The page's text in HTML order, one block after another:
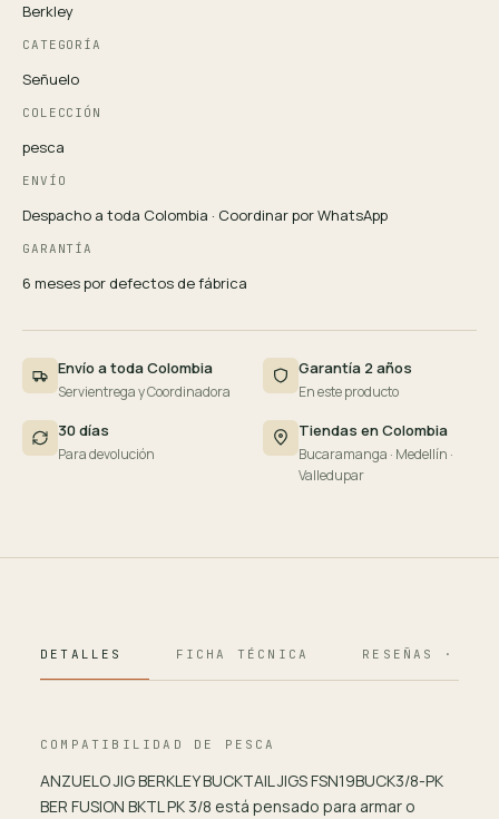
Berkley
CATEGORÍA
Señuelo
COLECCIÓN
pesca
ENVÍO
Despacho a toda Colombia · Coordinar por WhatsApp
GARANTÍA
6 meses por defectos de fábrica
Envío a toda Colombia
Servientrega y Coordinadora
Garantía 2 años
En este producto
30 días
Para devolución
Tiendas en Colombia
Bucaramanga · Medellín ·
Valledupar
DETALLES FICHA TÉCNICA RESEÑAS · 124
COMPATIBILIDAD DE PESCA
ANZUELO JIG BERKLEY BUCKTAIL JIGS FSN19BUCK3/8-PK
BER FUSION BKTL PK 3/8 está pensado para armar o